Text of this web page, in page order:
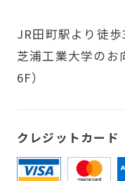
JR田町駅より徒歩
芝浦工業大学のお
6F）
クレジットカード